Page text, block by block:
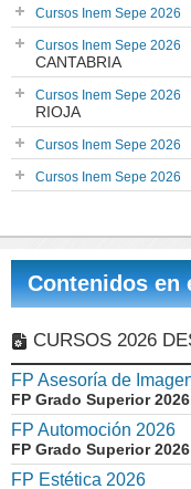
Cursos Inem Sepe 2026
Cursos Inem Sepe 2026
CANTABRIA
Cursos Inem Sepe 2026
RIOJA
Cursos Inem Sepe 2026
Cursos Inem Sepe 2026
Contenidos en
CURSOS 2026
FP Asesoría de
FP Grado Superior 2026
FP Automoción 2026
FP Grado Superior 2026
FP Estética 2026